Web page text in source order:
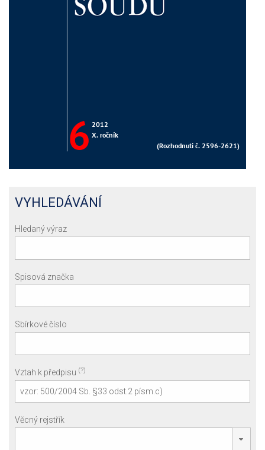
VYHLEDÁVÁNÍ
Hledaný výraz
Spisová značka
Sbírkové číslo
Vztah k předpisu (?)
Věcný rejstřík